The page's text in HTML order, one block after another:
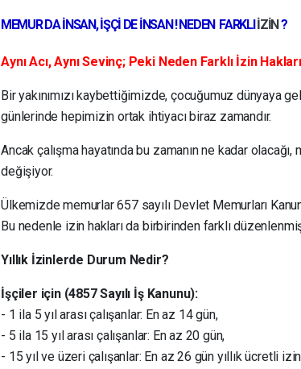
MEMUR DA İNSAN, İŞÇİ DE İNSAN ! NEDEN FARKLI İZİN ?
Aynı Acı, Aynı Sevinç; Peki Neden Farklı İzin
Bir yakınımızı kaybettiğimizde, çocuğumuz dünyaya
günlerinde hepimizin ortak ihtiyacı biraz zamandır.
Ancak çalışma hayatında bu zamanın ne kadar
değişiyor.
Ülkemizde memurlar 657 sayılı Devlet Memurları
Bu nedenle izin hakları da birbirinden farklı
Yıllık İzinlerde Durum Nedir?
İşçiler için (4857 Sayılı İş Kanunu):
- 1 ila 5 yıl arası çalışanlar: En az 14 gün,
- 5 ila 15 yıl arası çalışanlar: En az 20 gün,
- 15 yıl ve üzeri çalışanlar: En az 26 gün yıllık ücretli